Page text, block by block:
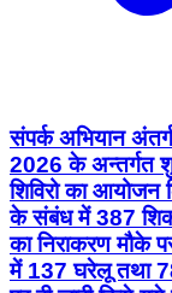
संपर्क अभियान
2026 के अन्तर्गत
शिविरो का आयोजन
के संबंध में 387
का निराकरण मौके
में 137 घरेलू तथा